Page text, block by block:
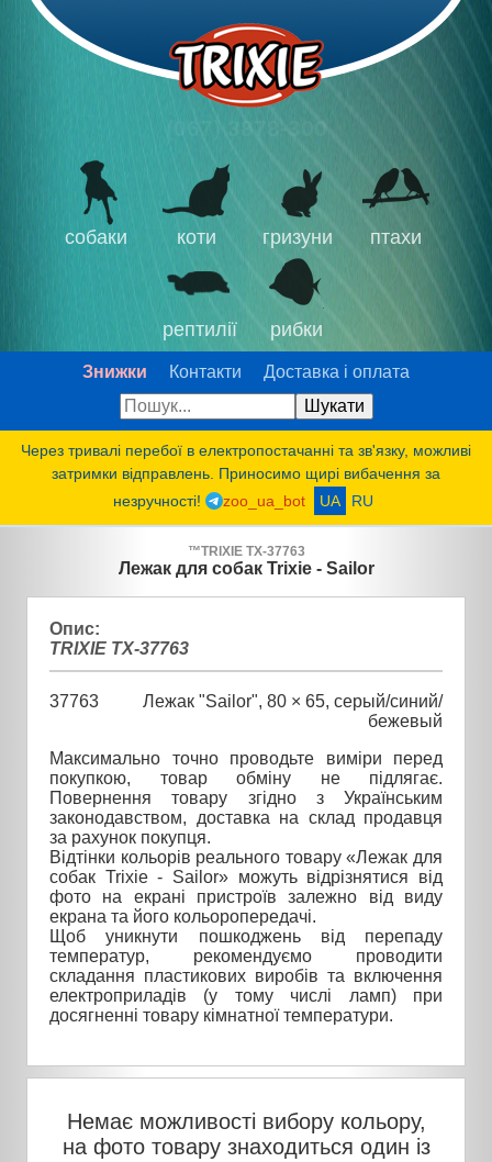
(067) 3878-300
собаки коти гризуни птахи
рептилії рибки
Знижки Контакти Доставка і оплата
Через тривалі перебої в електропостачанні та зв'язку, можливі
затримки відправлень. Приносимо щирі вибачення за
незручності!
zoo_ua_bot UA RU
™TRIXIE TX-37763
Лежак для собак Trixie - Sailor
Опис:
TRIXIE TX-37763
37763
Лежак "Sailor", 80 × 65, серый/синий/
бежевый
Максимально точно проводьте виміри перед
покупкою, товар обміну не підлягає.
Повернення товару згідно з Українським
законодавством, доставка на склад продавця
за рахунок покупця.
Відтінки кольорів реального товару «Лежак для
собак Trixie - Sailor» можуть відрізнятися від
фото на екрані пристроїв залежно від виду
екрана та його кольоропередачі.
Щоб уникнути пошкоджень від перепаду
температур, рекомендуємо проводити
складання пластикових виробів та включення
електроприладів (у тому числі ламп) при
досягненні товару кімнатної температури.
Немає можливості вибору кольору,
на фото товару знаходиться один із